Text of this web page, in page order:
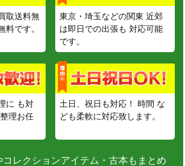
取送料無
料です。
東京・埼玉などの関東 近郊
は即日での出張も 対応可能
です。
に も対
理お任
土日、祝日も対応！ 時間 な
ども柔軟に対応致します。
レクションアイテム・古本もまとめ